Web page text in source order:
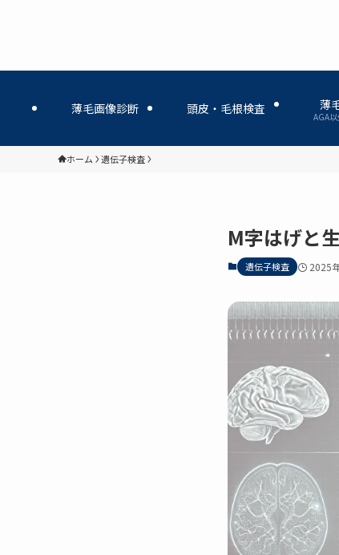
薄毛画像診断 頭皮・毛根検査 薄
AGA
ホーム 遺伝子検査
M字はげと
遺伝子検査 2025